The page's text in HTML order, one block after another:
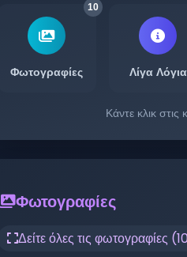
Φωτογραφίες
10
Λίγα Λόγια
Κάντε κλικ στις
Φωτογραφίες
Δείτε όλες τις φωτογραφίες (10